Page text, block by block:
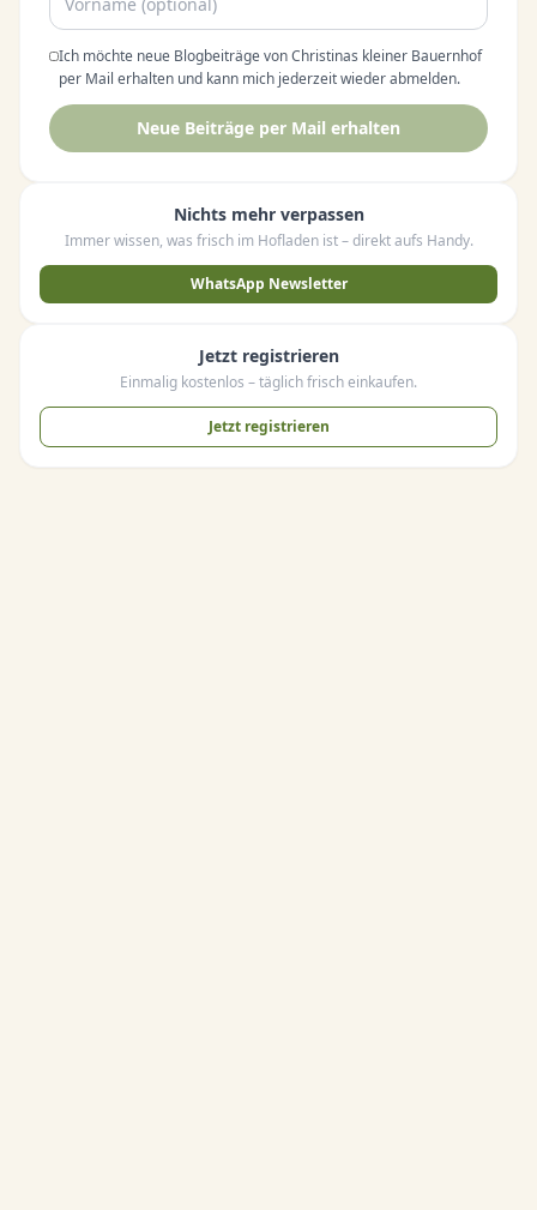
Ich möchte neue Blogbeiträge von Christinas kleiner Bauernhof
per Mail erhalten und kann mich jederzeit wieder abmelden.
Neue Beiträge per Mail erhalten
Nichts mehr verpassen
Immer wissen, was frisch im Hofladen ist – direkt aufs Handy.
WhatsApp Newsletter
Jetzt registrieren
Einmalig kostenlos – täglich frisch einkaufen.
Jetzt registrieren